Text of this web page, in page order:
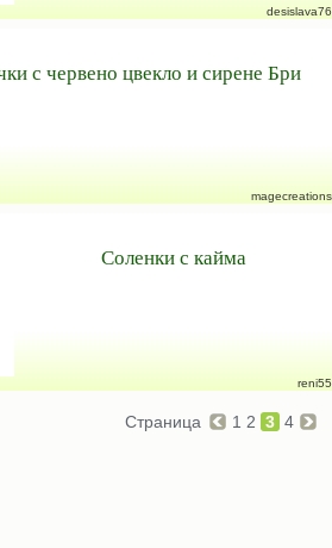
desislava76
с червено цвекло и сирене Бри
magecreations
Соленки с кайма
reni55
Страница 1 2 3 4